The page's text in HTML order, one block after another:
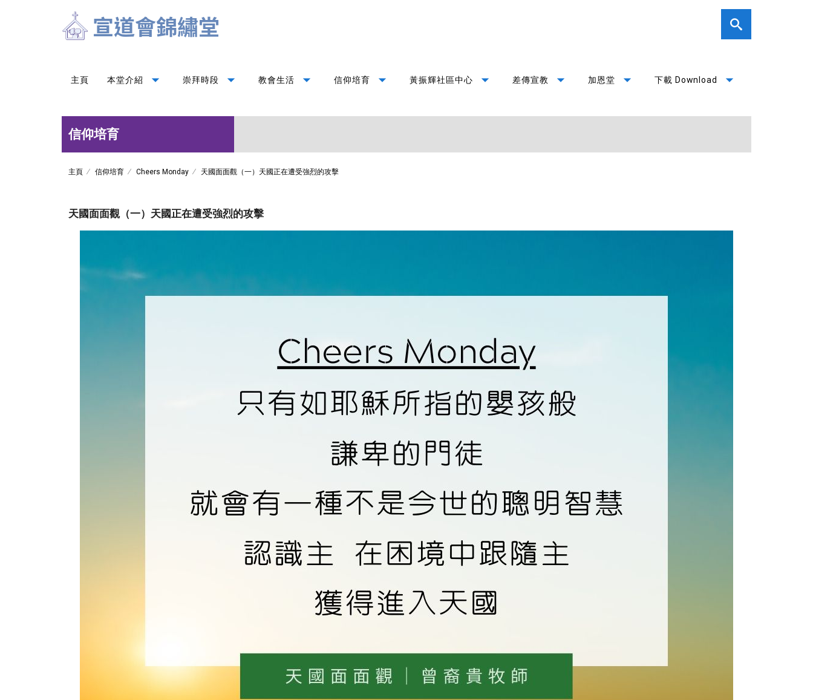
主頁 本堂介紹 arrow_drop_down 崇拜時段 arrow_drop_down 教會生活 arrow_drop_down 信仰培育 arrow_drop_down 黃振輝社區中心 arrow_drop_down 差傳宣教 arrow_drop_down 加恩堂 arrow_drop_down 下載 Download arrow_drop_down
信仰培育
主頁 信仰培育 Cheers Monday 天國面面觀（一）天國正在遭受強烈的攻擊
天國面面觀（一）天國正在遭受強烈的攻擊